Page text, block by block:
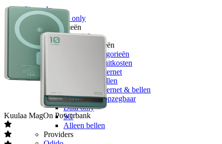
Sim only
Alle sim only
Categorieën
Alle categorieën
Alle categorieën
Alle Alle categorieën
Zonder aansluitkosten
Onbeperkt internet
Onbeperkt bellen
Onbeperkt internet & bellen
Maandelijks opzegbaar
Data only
5G
Alleen bellen
Providers
Kuulaa MagOn Powerbank